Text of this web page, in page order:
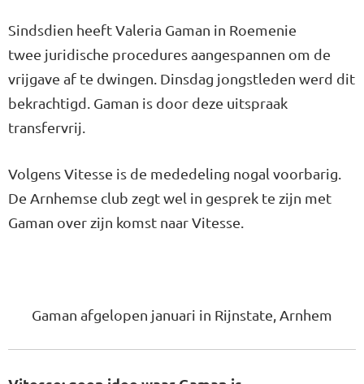
Sindsdien heeft Valeria Gaman in Roemenie
twee juridische procedures aangespannen om de
vrijgave af te dwingen. Dinsdag jongstleden werd dit
bekrachtigd. Gaman is door deze uitspraak
transfervrij.
Volgens Vitesse is de mededeling nogal voorbarig.
De Arnhemse club zegt wel in gesprek te zijn met
Gaman over zijn komst naar Vitesse.
Gaman afgelopen januari in Rijnstate, Arnhem